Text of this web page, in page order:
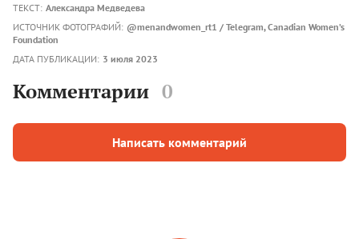
ТЕКСТ: Александра Медведева
ИСТОЧНИК ФОТОГРАФИЙ: @menandwomen_rt1 / Telegram, Canadian Women’s
Foundation
ДАТА ПУБЛИКАЦИИ: 3 июля 2023
Комментарии 0
Написать комментарий